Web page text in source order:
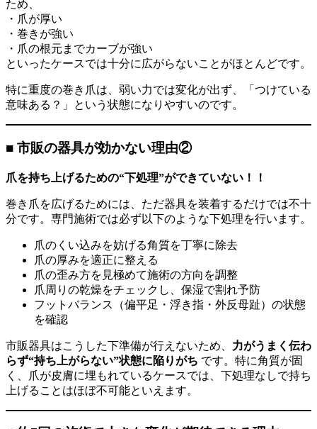
ため、
・爪が厚い
・巻きが強い
・爪の根元までカーブが強い
といったケースでは十分に広がらないことがほとんどです。
特に重度の巻き爪は、弱い力では変化が出ず、「つけている
意味ある？」という状態になりやすいのです。
■ 市販の器具が効かない理由②
爪を持ち上げるための“下処理”ができていない！！
巻き爪を広げるためには、ただ器具を装着するだけでは不十
分です。専門施術では必ず以下のような下処理を行います。
爪のくい込みを妨げる角質を丁寧に除去
爪の厚みを適正に整える
爪の歪み方を見極めて施術の方向を調整
爪周りの乾燥をチェックし、保湿で割れ予防
フットバランス（偏平足・浮き指・外反母趾）の状態
を確認
市販器具はこうした下準備が行えないため、 力がうまく伝わ
らず“持ち上がらない”状態に陥りがち です。特に角質が固
く、爪が皮膚に埋もれているケースでは、下処理なしで持ち
上げることはほぼ不可能といえます。